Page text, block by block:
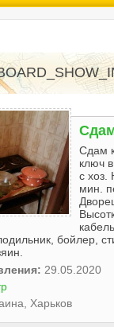
Сдам
ключ
с хоз.
мин.
бойлер,
29.05.2020
Харьков